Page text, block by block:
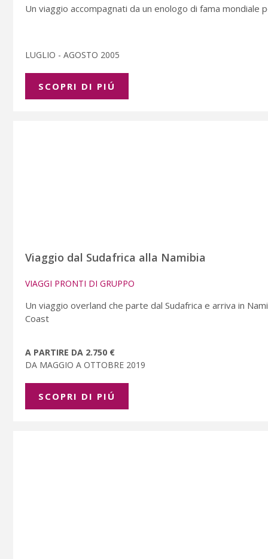
Un viaggio accompagnati da un enologo di fama
LUGLIO - AGOSTO 2005
SCOPRI DI PIÚ
Viaggio dal Sudafrica alla Namibia
VIAGGI PRONTI DI GRUPPO
Un viaggio overland che parte dal Sudafrica e arriva in
Coast
A PARTIRE DA 2.750 €
DA MAGGIO A OTTOBRE 2019
SCOPRI DI PIÚ